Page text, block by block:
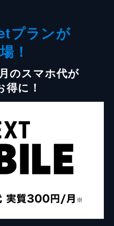
プランが
！
のスマホ代が
に！